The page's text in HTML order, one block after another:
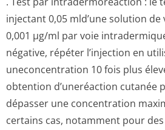
injectant 0,05 mld’une solution de
0,001 µg/ml par voie
négative, répéter l’injection en
uneconcentration 10 fois plus
obtention d’uneréaction cutanée
dépasser une concentration
certains cas, notamment pour